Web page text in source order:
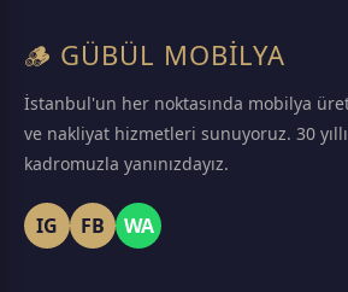
🪵 GÜBÜL MOBİLYA
İstanbul'un her noktasında mobilya
ve nakliyat hizmetleri sunuyoruz. 30
kadromuzla yanınızdayız.
IG FB WA